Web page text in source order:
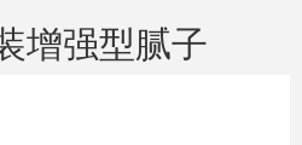
增强型腻子